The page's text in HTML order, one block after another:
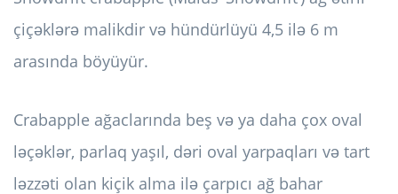
çiçəklərə malikdir və hündürlüyü 4,5 ilə 6 m
arasında böyüyür.
Crabapple ağaclarında beş və ya daha çox oval
ləçəklər, parlaq yaşıl, dəri oval yarpaqları və tart
ləzzəti olan kiçik alma ilə çarpıcı ağ bahar